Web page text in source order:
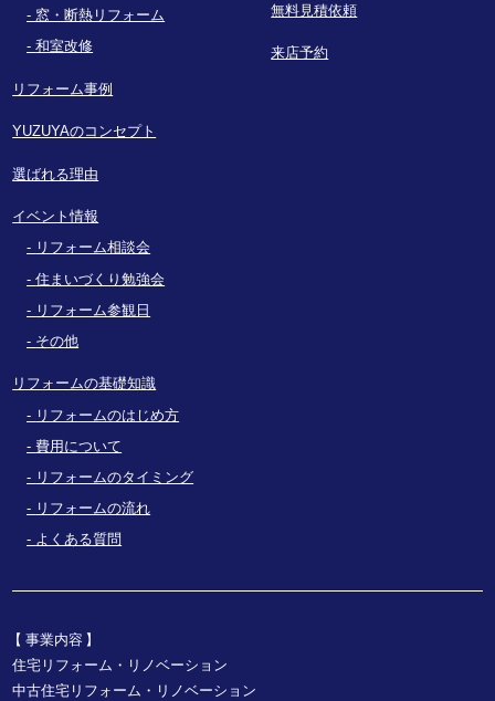
窓・断熱リフォーム
和室改修
リフォーム事例
YUZUYAのコンセプト
選ばれる理由
イベント情報
リフォーム相談会
住まいづくり勉強会
リフォーム参観日
その他
リフォームの基礎知識
リフォームのはじめ方
費用について
リフォームのタイミング
リフォームの流れ
よくある質問
無料見積依頼
来店予約
事業内容
住宅リフォーム・リノベーション
中古住宅リフォーム・リノベーション